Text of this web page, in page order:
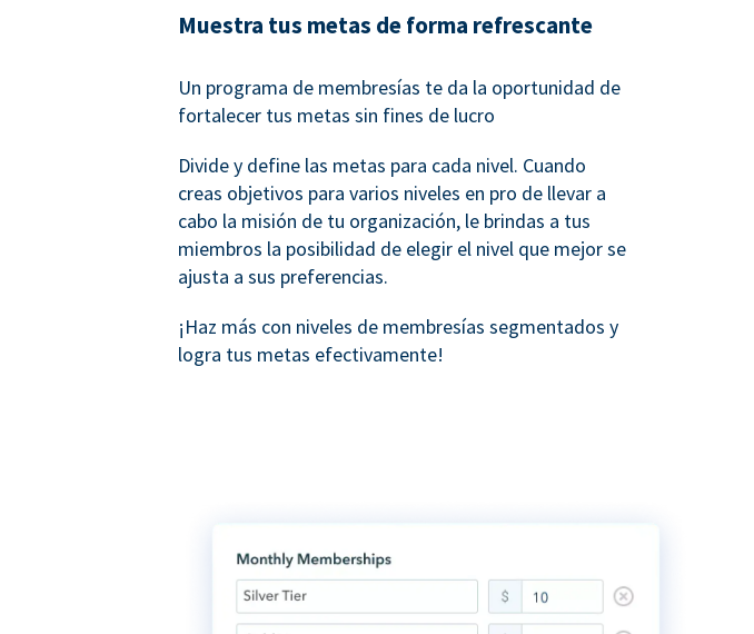
Muestra tus metas de forma refrescante
Un programa de membresías te da la oportunidad de
fortalecer tus metas sin fines de lucro
Divide y define las metas para cada nivel. Cuando
creas objetivos para varios niveles en pro de llevar a
cabo la misión de tu organización, le brindas a tus
miembros la posibilidad de elegir el nivel que mejor se
ajusta a sus preferencias.
¡Haz más con niveles de membresías segmentados y
logra tus metas efectivamente!